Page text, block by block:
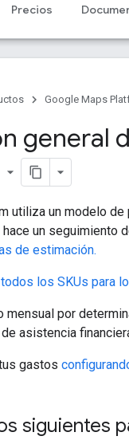
Precios
Google Maps
general
utiliza un modelo
un seguimiento
de estimación.
los SKUs para
mensual por
asistencia
gastos
siguientes